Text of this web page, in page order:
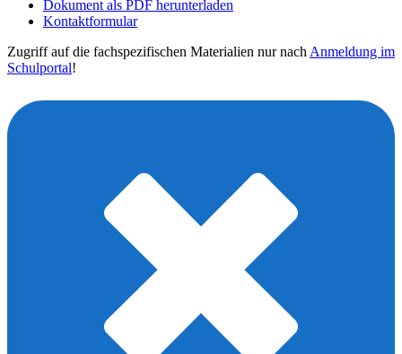
Dokument als PDF herunterladen
Kontaktformular
Zugriff auf die fachspezifischen Materialien nur nach Anmeldung im
Schulportal!